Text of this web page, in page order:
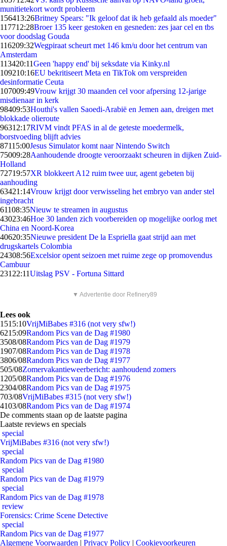
munitietekort wordt probleem
156413:26Britney Spears: "Ik geloof dat ik heb gefaald als moeder"
117712:28Broer 135 keer gestoken en gesneden: zes jaar cel en tbs
voor doodslag Gouda
116209:32Wegpiraat scheurt met 146 km/u door het centrum van
Amsterdam
113420:11Geen 'happy end' bij seksdate via Kinky.nl
109210:16EU bekritiseert Meta en TikTok om verspreiden
desinformatie Ceuta
107009:49Vrouw krijgt 30 maanden cel voor afpersing 12-jarige
misdienaar in kerk
98409:53Houthi's vallen Saoedi-Arabië en Jemen aan, dreigen met
blokkade olieroute
96312:17RIVM vindt PFAS in al de geteste moedermelk,
borstvoeding blijft advies
87115:00Jesus Simulator komt naar Nintendo Switch
75009:28Aanhoudende droogte veroorzaakt scheuren in dijken Zuid-
Holland
72719:57XR blokkeert A12 ruim twee uur, agent gebeten bij
aanhouding
63421:14Vrouw krijgt door verwisseling het embryo van ander stel
ingebracht
61108:35Nieuw te streamen in augustus
43023:46Hoe 30 landen zich voorbereiden op mogelijke oorlog met
China en Noord-Korea
40620:35Nieuwe president De la Espriella gaat strijd aan met
drugskartels Colombia
24308:56Excelsior opent seizoen met ruime zege op promovendus
Cambuur
231 22:11Uitslag PSV - Fortuna Sittard
▼ Advertentie door Refinery89
Lees ook
1515:10VrijMiBabes #316 (not very sfw!)
6215:09Random Pics van de Dag #1980
3508/08Random Pics van de Dag #1979
1907/08Random Pics van de Dag #1978
3806/08Random Pics van de Dag #1977
505/08Zomervakantieweerbericht: aanhoudend zomers
1205/08Random Pics van de Dag #1976
2304/08Random Pics van de Dag #1975
703/08VrijMiBabes #315 (not very sfw!)
4103/08Random Pics van de Dag #1974
De comments staan op de laatste pagina
Laatste reviews en specials
special
VrijMiBabes #316 (not very sfw!)
special
Random Pics van de Dag #1980
special
Random Pics van de Dag #1979
special
Random Pics van de Dag #1978
review
Forensics: Crime Scene Detective
special
Random Pics van de Dag #1977
Algemene Voorwaarden | Privacy Policy | Cookievoorkeuren